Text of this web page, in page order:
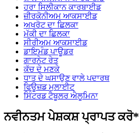
ਹਰਾ ਸਿਲੀਕਾਨ ਕਾਰਬਾਈਡ
ਜ਼ੀਰਕੋਨੀਅਮ ਆਕਸਾਈਡ
ਅਖਰੋਟ ਦਾ ਛਿਲਕਾ
ਮੱਕੀ ਦਾ ਛਿਲਕਾ
ਸੀਰੀਅਮ ਆਕਸਾਈਡ
ਡਾਇਮੰਡ ਪਾਊਡਰ
ਗਾਰਨੇਟ ਰੇਤ
ਕੱਚ ਦੇ ਮਣਕੇ
ਧਾਤ ਦੇ ਘਸਾਉਣ ਵਾਲੇ ਪਦਾਰਥ
ਫਿਊਜ਼ਡ ਮੁਲਾਈਟ
ਸਿੰਟਰਡ ਟੈਬੂਲਰ ਐਲੂਮਿਨਾ
ਨਵੀਨਤਮ ਪੇਸ਼ਕਸ਼ ਪ੍ਰਾਪਤ ਕਰੋ*